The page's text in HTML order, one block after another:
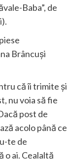
Baba”, de
Brâncuși
că îi trimite și
nu voia să fie
post de
acolo până ce
te de
ai. Cealaltă